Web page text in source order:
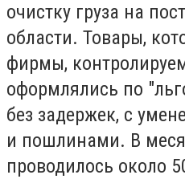
очистку груза на
области. Товары,
фирмы,
оформлялись по
без задержек, с
и пошлинами. В
проводилось около